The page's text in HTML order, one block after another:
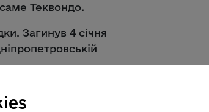
Теквондо.
Загинув 4 січня